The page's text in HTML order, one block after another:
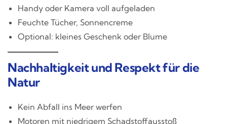
Handy oder Kamera voll aufgeladen
Feuchte Tücher, Sonnencreme
Optional: kleines Geschenk oder Blume
Nachhaltigkeit und Respekt für die
Natur
Kein Abfall ins Meer werfen
Motoren mit niedrigem Schadstoffausstoß